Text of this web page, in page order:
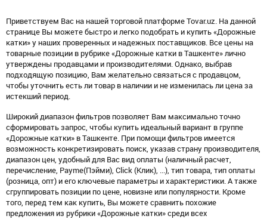
Приветствуем Вас на нашей торговой платформе Tovar.uz. На данной
странице Вы можете быстро и легко подобрать и купить «Дорожные
катки» у наших проверенных и надежных поставщиков. Все цены на
товарные позиции в рубрике «Дорожные катки в Ташкенте» лично
утверждены продавцами и производителями. Однако, выбрав
подходящую позицию, Вам желательно связаться с продавцом,
чтобы уточнить есть ли товар в наличии и не изменилась ли цена за
истекший период.
Широкий диапазон фильтров позволяет Вам максимально точно
сформировать запрос, чтобы купить идеальный вариант в группе
«Дорожные катки» в Ташкенте. При помощи фильтров имеется
возможность конкретизировать поиск, указав страну производителя,
диапазон цен, удобный для Вас вид оплаты (наличный расчет,
перечисление, Payme(Пэйми), Click (Клик), ...), тип товара, тип оплаты
(розница, опт) и его ключевые параметры и характеристики. А также
сгруппировать позиции по цене, новизне или популярности. Кроме
того, перед тем как купить, Вы можете сравнить похожие
предложения из рубрики «Дорожные катки» среди всех